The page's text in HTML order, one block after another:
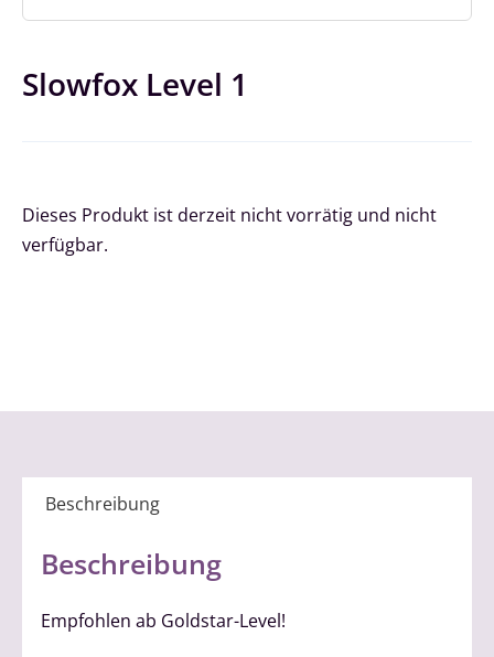
Slowfox Level 1
Dieses Produkt ist derzeit nicht vorrätig und nicht
verfügbar.
Beschreibung
Beschreibung
Empfohlen ab Goldstar-Level!